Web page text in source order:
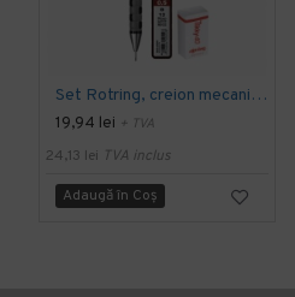
Set Rotring, creion mecanic Tikky III Original - 0.5 mm
19,94 lei + TVA
24,13 lei TVA inclus
Adaugă în Coş